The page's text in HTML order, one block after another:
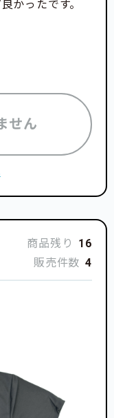
かったです。
せん
商品残り
16
販売件数 4